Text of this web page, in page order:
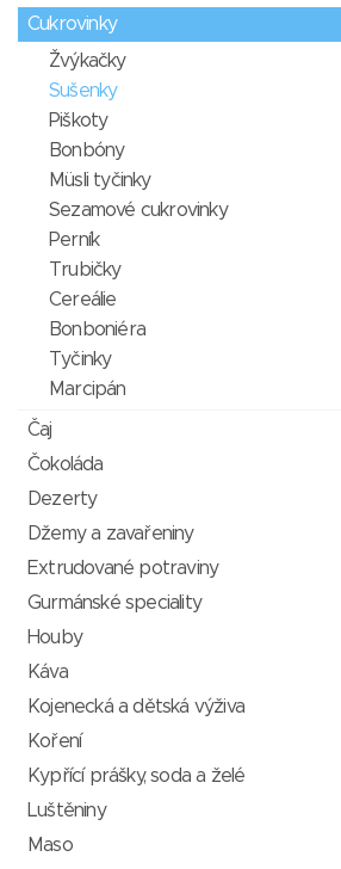
Cukrovinky
Žvýkačky
Sušenky
Piškoty
Bonbóny
Müsli tyčinky
Sezamové cukrovinky
Perník
Trubičky
Cereálie
Bonboniéra
Tyčinky
Marcipán
Čaj
Čokoláda
Dezerty
Džemy a zavařeniny
Extrudované potraviny
Gurmánské speciality
Houby
Káva
Kojenecká a dětská výživa
Koření
Kypřící prášky, soda a želé
Luštěniny
Maso